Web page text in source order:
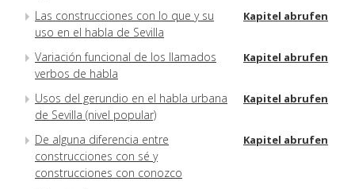
Las construcciones con lo que y su
uso en el habla de Sevilla
Kapitel abrufen
Variación funcional de los llamados
verbos de habla
Kapitel abrufen
Usos del gerundio en el habla urbana
de Sevilla (nivel popular)
Kapitel abrufen
De alguna diferencia entre
construcciones con sé y
construcciones con conozco
Kapitel abrufen